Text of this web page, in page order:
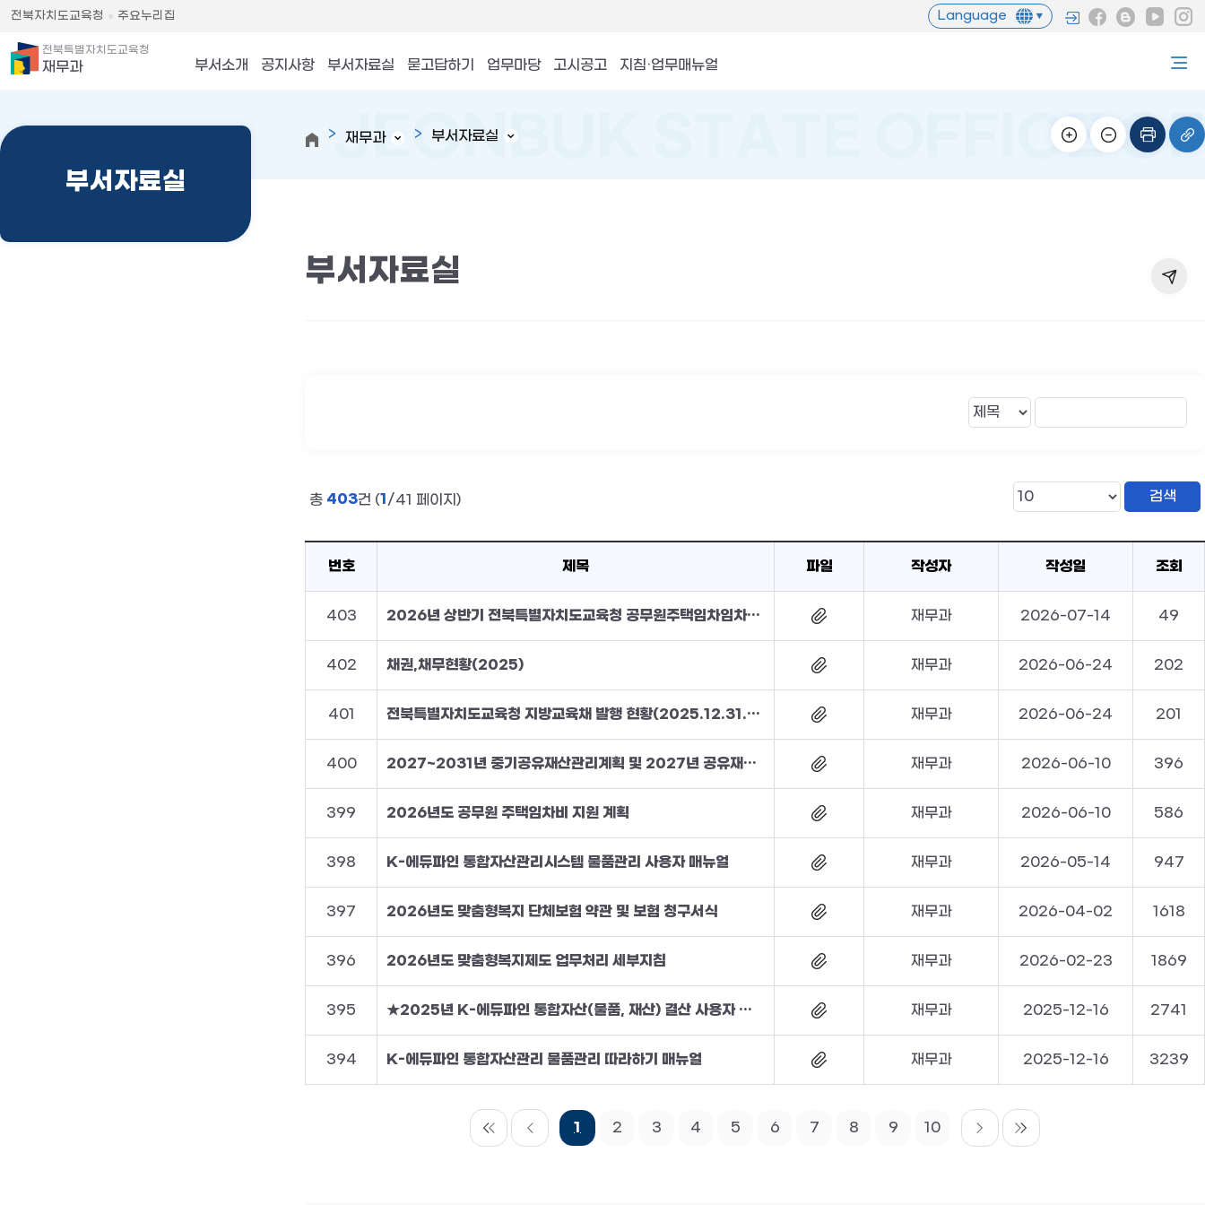
전북자치도교육청 주요누리집 Language
전북특별자치도교육청
재무과 부서소개 공지사항 부서자료실 묻고답하기 업무마당 고시공고 지침·업무매뉴얼
부서자료실
재무과 부서자료실
부서자료실
총 403건 (1/41 페이지)
번호 제목 파일 작성자 작성일 조회
403 2026년 상반기 전북특별자치도교육청 공무원주택임차임차지원기금운용심의위원회 심의 결과 공개 재무과 2026-07-14 49
402 채권,채무현황(2025) 재무과 2026-06-24 202
401 전북특별자치도교육청 지방교육채 발행 현황(2025.12.31.기준) 재무과 2026-06-24 201
400 2027~2031년 중기공유재산관리계획 및 2027년 공유재산관리계획 작성기준 재무과 2026-06-10 396
399 2026년도 공무원 주택임차비 지원 계획 재무과 2026-06-10 586
398 K-에듀파인 통합자산관리시스템 물품관리 사용자 매뉴얼 재무과 2026-05-14 947
397 2026년도 맞춤형복지 단체보험 약관 및 보험 청구서식 재무과 2026-04-02 1618
396 2026년도 맞춤형복지제도 업무처리 세부지침 재무과 2026-02-23 1869
395 ★2025년 K-에듀파인 통합자산(물품, 재산) 결산 사용자 매뉴얼 재무과 2025-12-16 2741
394 K-에듀파인 통합자산관리 물품관리 따라하기 매뉴얼 재무과 2025-12-16 3239
1 2 3 4 5 6 7 8 9 10